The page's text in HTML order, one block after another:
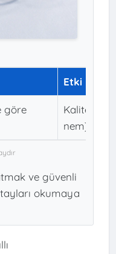
Etki Eden
göre
Kalite,
nem)
ve güvenli
okumaya